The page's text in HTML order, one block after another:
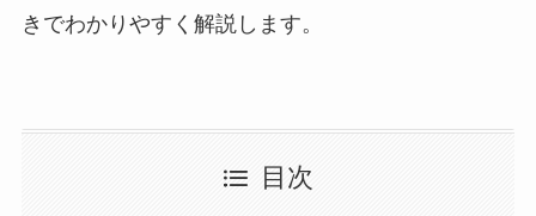
きでわかりやすく解説します。
目次